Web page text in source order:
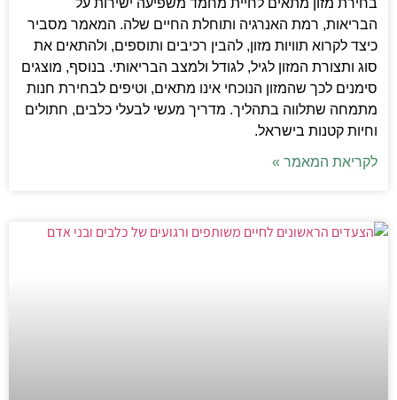
בחירת מזון מתאים לחיית מחמד משפיעה ישירות על
הבריאות, רמת האנרגיה ותוחלת החיים שלה. המאמר מסביר
כיצד לקרוא תוויות מזון, להבין רכיבים ותוספים, ולהתאים את
סוג ותצורת המזון לגיל, לגודל ולמצב הבריאותי. בנוסף, מוצגים
סימנים לכך שהמזון הנוכחי אינו מתאים, וטיפים לבחירת חנות
מתמחה שתלווה בתהליך. מדריך מעשי לבעלי כלבים, חתולים
וחיות קטנות בישראל.
לקריאת המאמר »